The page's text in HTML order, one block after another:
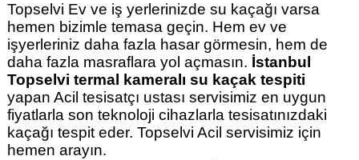
Topselvi Ev ve iş yerlerinizde su kaçağı varsa
hemen bizimle temasa geçin. Hem ev ve
işyerleriniz daha fazla hasar görmesin, hem de
daha fazla masraflara yol açmasın. İstanbul
Topselvi termal kameralı su kaçak tespiti
yapan Acil tesisatçı ustası servisimiz en uygun
fiyatlarla son teknoloji cihazlarla tesisatınızdaki
kaçağı tespit eder. Topselvi Acil servisimiz için
hemen arayın.